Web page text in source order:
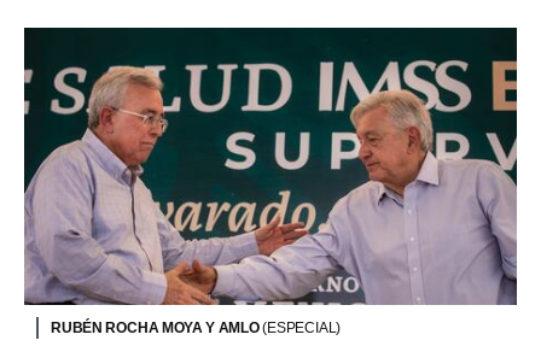
RUBÉN ROCHA MOYA Y AMLO(ESPECIAL)